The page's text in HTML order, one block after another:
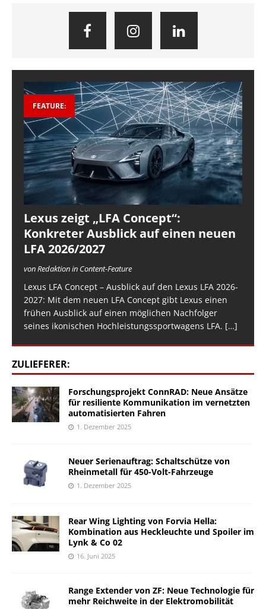
FEATURE:
Lexus zeigt „LFA Concept“:
Konkreter Ausblick auf einen neuen
LFA 2026/2027
von Redaktion in Content-Feature
Lexus LFA Concept – Ausblick auf den Lexus LFA 2026-
2027: Mit dem neuen LFA Concept gibt Lexus einen
frühen Ausblick auf einen möglichen Nachfolger
seines ikonischen Hochleistungssportwagens LFA. […]
ZULIEFERER:
Forschungsprojekt ConnRAD: Neue Ansätze
für resiliente Kommunikation im vernetzten
automatisierten Fahren
1. Dezember 2025
Neuer Serienauftrag: Schaltschütze von
Rheinmetall für 450-Volt-Fahrzeuge
1. Dezember 2025
Rear Wing Lighting von Forvia Hella:
Kombination aus Heckleuchte und Spoiler im
Lynk & Co 02
16. Juni 2025
Range Extender von ZF: Neue Technologie für
mehr Reichweite in der Elektromobilität